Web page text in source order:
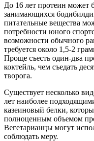
До 16 лет протеин может
занимающихся
питательные вещества
потребности юного
возможности обычного
требуется около 1,5-2
Проще съесть один-два
коктейль, чем съедать
творога.
Существует несколько
лет наиболее
казеиновый белки,
полноценным объемом
Вегетарианцы могут
соблюдать меру.